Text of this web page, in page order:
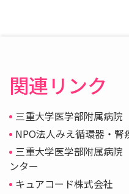
関連リンク
三重大学医学部附属病院
NPO法人みえ循環器・腎
三重大学医学部附属病
ンター
キュアコード株式会社